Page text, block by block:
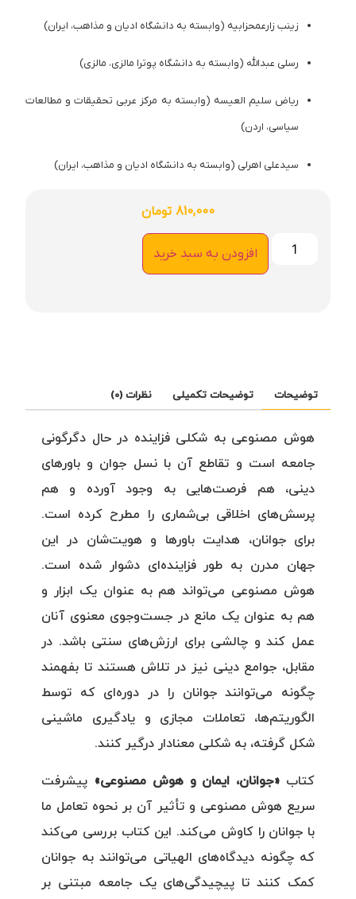
زینب زارعمحزابیه (وابسته به دانشگاه ادیان و مذاهب، ایران)
رسلی عبدالله (وابسته به دانشگاه پوترا مالزی، مالزی)
ریاض سلیم العیسه (وابسته به مرکز عربی تحقیقات و مطالعات
سیاسی، اردن)
سیدعلی اهرلی (وابسته به دانشگاه ادیان و مذاهب، ایران)
810,000 تومان
افزودن به سبد خرید
توضیحات توضیحات تکمیلی نظرات (0)
هوش مصنوعی به شکلی فزاینده در حال دگرگونی
جامعه است و تقاطع آن با نسل جوان و باورهای
دینی، هم فرصت‌هایی به وجود آورده و هم
پرسش‌های اخلاقی بی‌شماری را مطرح کرده است.
برای جوانان، هدایت باورها و هویت‌شان در این
جهان مدرن به طور فزاینده‌ای دشوار شده است.
هوش مصنوعی می‌تواند هم به عنوان یک ابزار و
هم به عنوان یک مانع در جست‌وجوی معنوی آنان
عمل کند و چالشی برای ارزش‌های سنتی باشد. در
مقابل، جوامع دینی نیز در تلاش هستند تا بفهمند
چگونه می‌توانند جوانان را در دوره‌ای که توسط
الگوریتم‌ها، تعاملات مجازی و یادگیری ماشینی
شکل گرفته، به شکلی معنادار درگیر کنند.
کتاب «جوانان، ایمان و هوش مصنوعی» پیشرفت
سریع هوش مصنوعی و تأثیر آن بر نحوه تعامل ما
با جوانان را کاوش می‌کند. این کتاب بررسی می‌کند
که چگونه دیدگاه‌های الهیاتی می‌توانند به جوانان
کمک کنند تا پیچیدگی‌های یک جامعه مبتنی بر